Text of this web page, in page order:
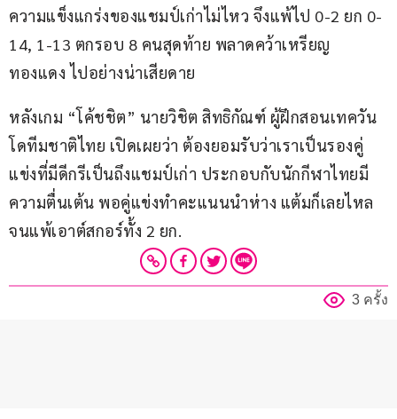
ความแข็งแกร่งของแชมป์เก่าไม่ไหว จึงแพ้ไป 0-2 ยก 0-
14, 1-13 ตกรอบ 8 คนสุดท้าย พลาดคว้าเหรียญ
ทองแดง ไปอย่างน่าเสียดาย
หลังเกม “โค้ชชิต” นายวิชิต สิทธิกัณฑ์ ผู้ฝึกสอนเทควัน
โดทีมชาติไทย เปิดเผยว่า ต้องยอมรับว่าเราเป็นรองคู่
แข่งที่มีดีกรีเป็นถึงแชมป์เก่า ประกอบกับนักกีฬาไทยมี
ความตื่นเต้น พอคู่แข่งทำคะแนนนำห่าง แต้มก็เลยไหล
จนแพ้เอาต์สกอร์ทั้ง 2 ยก.
3 ครั้ง